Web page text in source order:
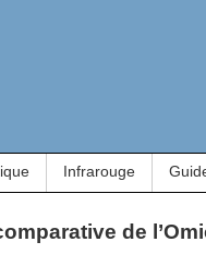
Infrarouge
de